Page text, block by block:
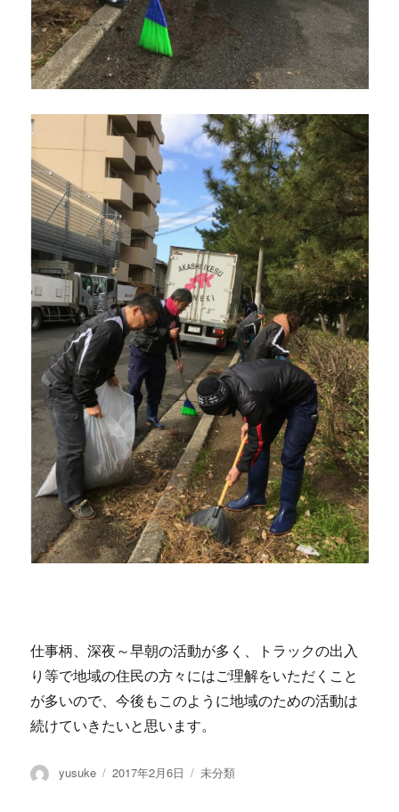
仕事柄、深夜～早朝の活動が多く、トラックの出入
り等で地域の住民の方々にはご理解をいただくこと
が多いので、今後もこのように地域のための活動は
続けていきたいと思います。
投
yusuke
投
2017年2月6日
カ
未分類